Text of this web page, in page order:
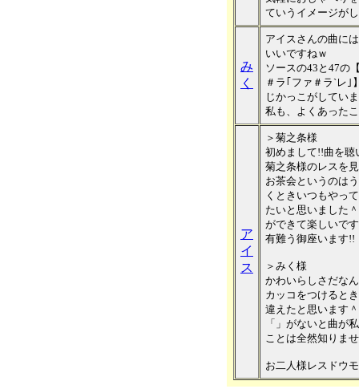
ていうイメージが
み
く
アイスさんの曲に
いいですねｗ
ソースの43と47の
＃ラ｢ファ＃ラ`レ｣
じかっこがしてい
私も、よくあった
ア
イ
ス
＞菊之条様
初めまして!!曲を聴
菊之条様のレスを
お茶会というのは
くときいつもやっ
たいと思いました
ができて楽しいで
有難う御座います!!
＞みく様
かわいらしさだな
カッコをつけると
違えたと思います
「」がないと曲が
ことは全然知りま
お二人様レスドウ